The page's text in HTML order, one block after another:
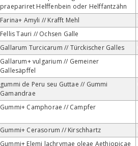
praepariret Helffenbein oder Helffantzähn
Farina+ Amyli // Krafft Mehl
Fellis Tauri // Ochsen Galle
Gallarum Turcicarum // Türckischer Galles
Gallarum+ vulgarium // Gemeiner
Gallesäpffel
gummi de Peru seu Guttae // Gummi
Gamandrae
Gummi+ Camphorae // Campfer
Gummi+ Cerasorum // Kirschhartz
Gummi+ Elemi lachrymae oleae Aethiopicae